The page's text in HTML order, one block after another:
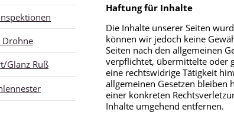
Drohne
Glanz Ruß
Haftung für Inhalte
Die Inhalte unserer Seiten
können wir jedoch keine
Seiten nach den allgemeinen
verpflichtet, übermittelte oder
eine rechtswidrige Tätigkeit
allgemeinen Gesetzen bleiben
einer konkreten
Inhalte umgehend entfernen.